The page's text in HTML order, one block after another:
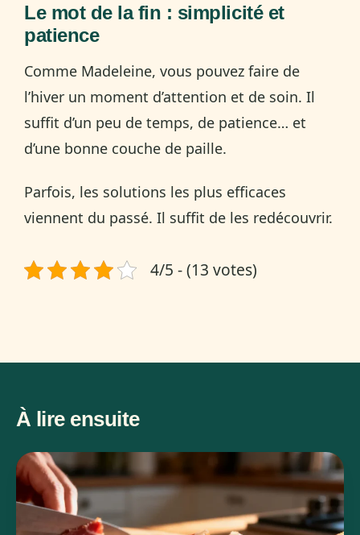
Le mot de la fin : simplicité et
patience
Comme Madeleine, vous pouvez faire de
l’hiver un moment d’attention et de soin. Il
suffit d’un peu de temps, de patience… et
d’une bonne couche de paille.
Parfois, les solutions les plus efficaces
viennent du passé. Il suffit de les redécouvrir.
4/5 - (13 votes)
À lire ensuite